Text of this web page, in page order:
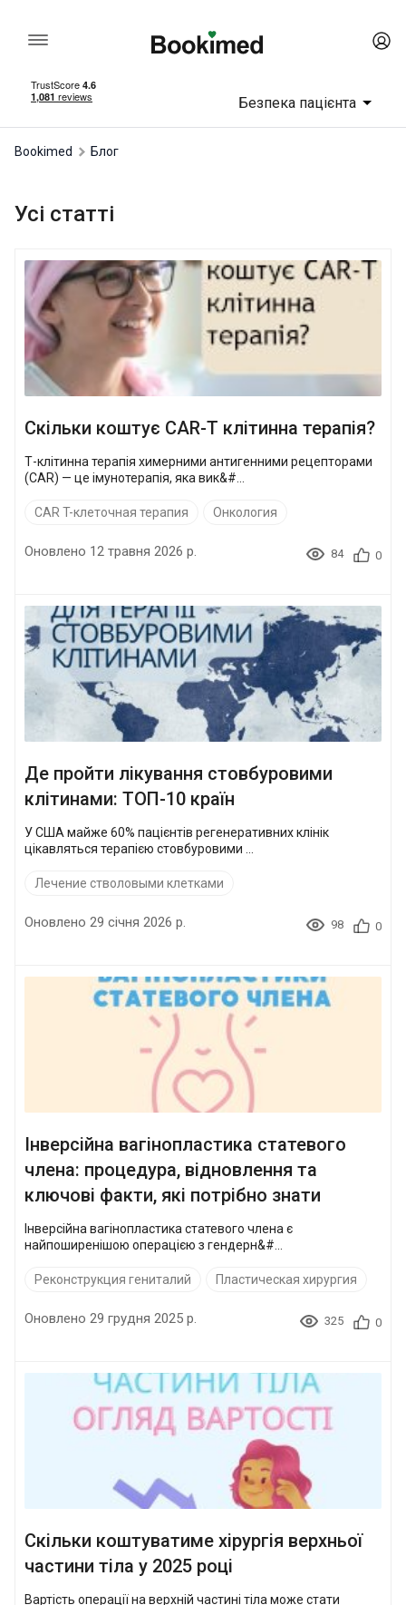
Безпека пацієнта
Bookimed Блог
Усі статті
Скільки коштує CAR-T клітинна терапія?
Т-клітинна терапія химерними антигенними рецепторами
(CAR) — це імунотерапія, яка вик&#...
CAR T-клеточная терапия Онкология
Оновлено 12 травня 2026 р. 84 0
Де пройти лікування стовбуровими
клітинами: ТОП-10 країн
У США майже 60% пацієнтів регенеративних клінік
Лечение стволовыми клетками
Оновлено 29 січня 2026 р. 98 0
Інверсійна вагінопластика статевого
члена: процедура, відновлення та
ключові факти, які потрібно знати
Інверсійна вагінопластика статевого члена є
найпоширенішою операцією з гендерн&#...
Реконструкция гениталий Пластическая хирургия
Оновлено 29 грудня 2025 р. 325 0
Скільки коштуватиме хірургія верхньої
частини тіла у 2025 році
Вартість операції на верхній частині тіла може стати